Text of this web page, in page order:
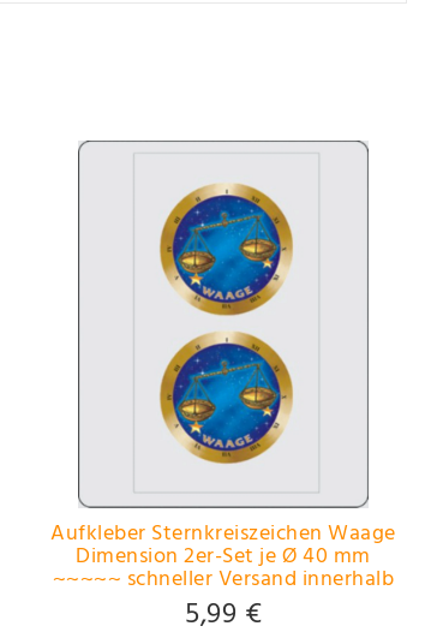
Aufkleber Sternkreiszeichen Waage
Dimension 2er-Set je Ø 40 mm
~~~~~ schneller Versand innerhalb
24 Stunden ~~~~~
5,99 €